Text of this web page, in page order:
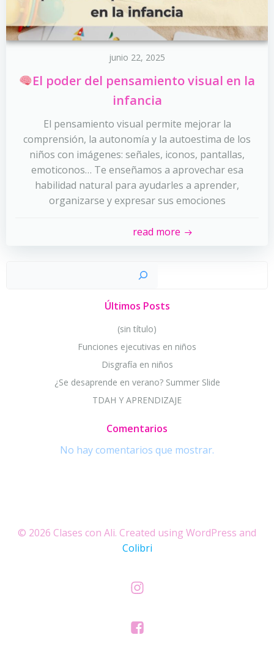
junio 22, 2025
El poder del pensamiento visual en la
infancia
El pensamiento visual permite mejorar la
comprensión, la autonomía y la autoestima de los
niños con imágenes: señales, iconos, pantallas,
emoticonos… Te enseñamos a aprovechar esa
habilidad natural para ayudarles a aprender,
organizarse y expresar sus emociones
read more
Últimos Posts
(sin título)
Funciones ejecutivas en niños
Disgrafía en niños
¿Se desaprende en verano? Summer Slide
TDAH Y APRENDIZAJE
Comentarios
No hay comentarios que mostrar.
© 2026 Clases con Ali. Created using WordPress and
Colibri